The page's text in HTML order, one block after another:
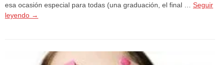
esa ocasión especial para todas (una graduación, el final … Seguir
leyendo →